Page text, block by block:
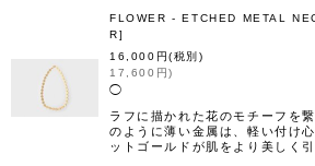
FLOWER - ETCHED METAL
R]
16,000 円(税別)
17,600 円)
◯
ラフに描かれた花のモチーフを
のように薄い金属は、軽い付け
ットゴールドが肌をより美しく